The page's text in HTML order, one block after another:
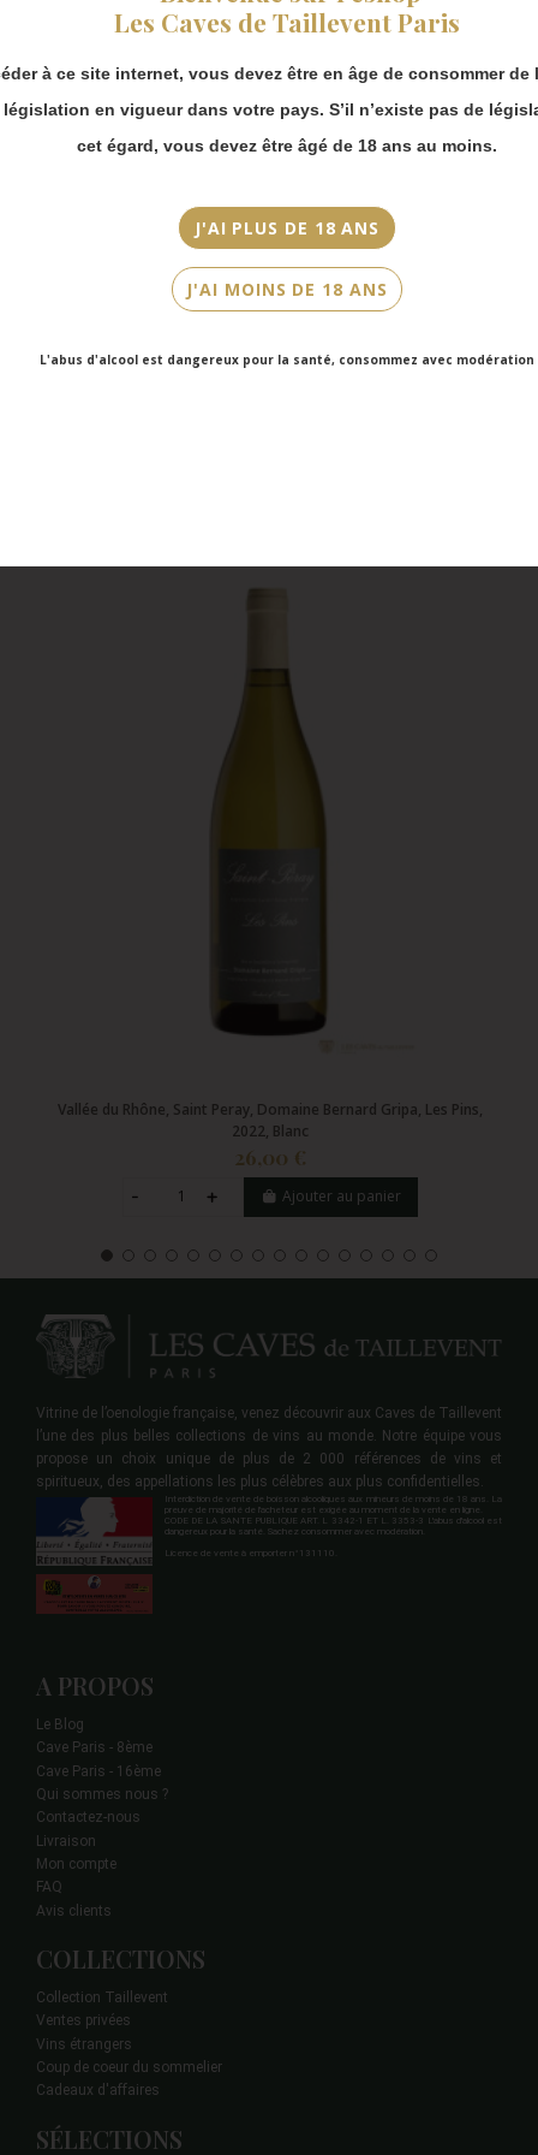
Les Caves de Taillevent Paris
à ce site internet, vous devez être en âge de consommer de
législation en vigueur dans votre pays. S’il n’existe pas de
cet égard, vous devez être âgé de 18 ans au moins.
J'AI PLUS DE 18 ANS
J'AI MOINS DE 18 ANS
L'abus d'alcool est dangereux pour la santé, consommez avec modération
Châteauneuf-du-Pape
Clairette, Grenache blanc, Roussanne, Bourboulenc
Vallée du Rhône, Saint Peray, Domaine Bernard Gripa, Les Pins,
2022, Blanc
26,00 €
Ajouter au panier
Vitrine de l’oenologie française, venez découvrir aux Caves de Taillevent
l’une des plus belles collections de vins au monde. Notre équipe vous
propose un choix unique de plus de 2 000 références de vins et
spiritueux, des appellations les plus célèbres aux plus confidentielles.
Interdiction de vente de boisson alcooliques aux mineurs de moins de 18 ans. La
preuve de majorité de l'acheteur est exigée au moment de la vente en ligne.
CODE DE LA SANTE PUBLIQUE ART. L 3342-1 ET L. 3353-3 L'abus d'alcool est
dangereux pour la santé. Sachez consommer avec modération.
Licence de vente à emporter n°131110.
A PROPOS
Le Blog
Cave Paris - 8ème
Cave Paris - 16ème
Qui sommes nous ?
Contactez-nous
Livraison
Mon compte
FAQ
Avis clients
COLLECTIONS
Collection Taillevent
Ventes privées
Vins étrangers
Coup de coeur du sommelier
Cadeaux d'affaires
SÉLECTIONS
continuer à passer
Merci de bien
prendre en compte :
Les envois
partir du 31 août.
Les commandes
en click-and-
collect (cave
Faubourg Saint-
Victor Hugo)